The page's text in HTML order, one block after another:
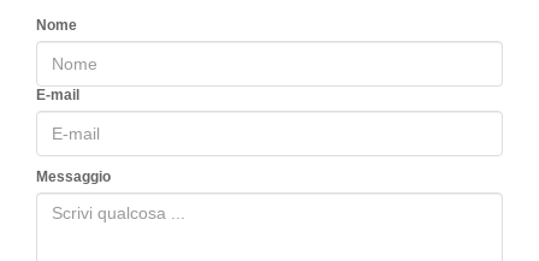
Nome
E-mail
Messaggio